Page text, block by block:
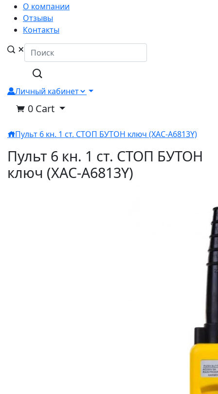
О компании
Отзывы
Контакты
Личный кабинет
0 Cart
Пульт 6 кн. 1 ст. СТОП БУТОН ключ (XАC-A6813Y)
Пульт 6 кн. 1 ст. СТОП БУТОН
ключ (XАC-A6813Y)